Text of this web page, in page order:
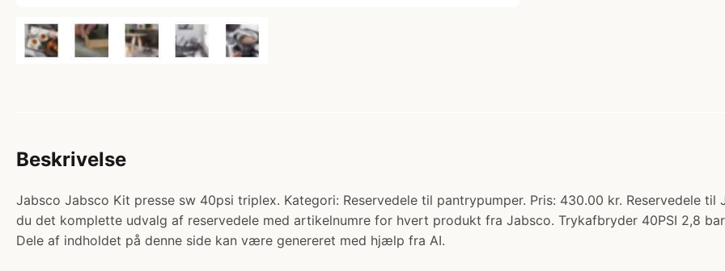
Beskrivelse
Jabsco Jabsco Kit presse sw 40psi triplex. Kategori: Reservedele til pantrypumper. Pris: 430.00 kr. Reservedele
du det komplette udvalg af reservedele med artikelnumre for hvert produkt fra Jabsco. Trykafbryder 40PSI 2,8
Dele af indholdet på denne side kan være genereret med hjælp fra AI.